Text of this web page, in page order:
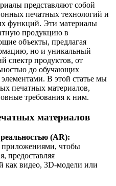
представляют собой
печатных технологий и
функций. Эти материалы
продукцию в
объекты, предлагая
но и уникальный
спектр продуктов, от
до обучающих
В этой статье мы
печатных материалов,
требования к ним.
материалов
(AR):
чтобы
предоставляя
как видео, 3D-модели или